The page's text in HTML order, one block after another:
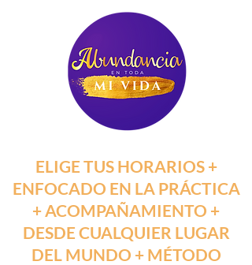
ELIGE TUS HORARIOS +
ENFOCADO EN LA PRÁCTICA
+ ACOMPAÑAMIENTO +
DESDE CUALQUIER LUGAR
DEL MUNDO + MÉTODO